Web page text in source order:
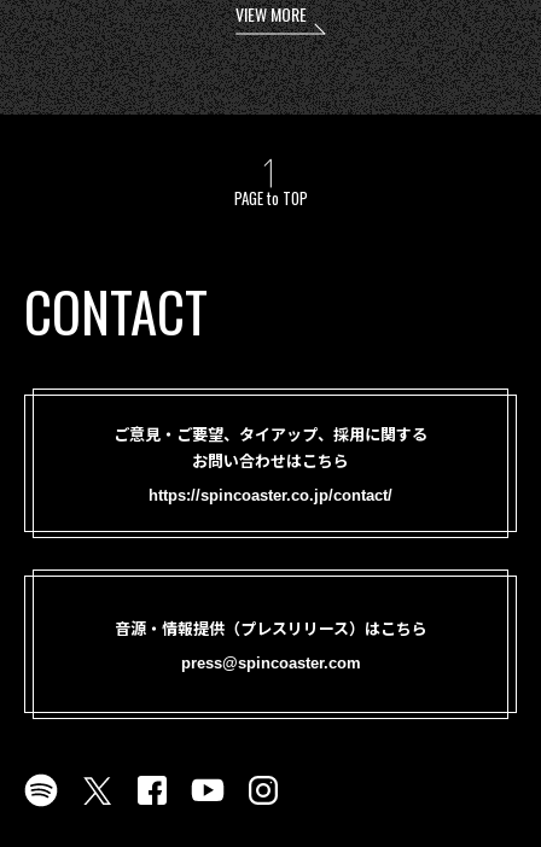
VIEW MORE
PAGE to TOP
CONTACT
ご意見・ご要望、タイアップ、採用に関する
お問い合わせはこちら
https://spincoaster.co.jp/contact/
音源・情報提供（プレスリリース）はこちら
press@spincoaster.com